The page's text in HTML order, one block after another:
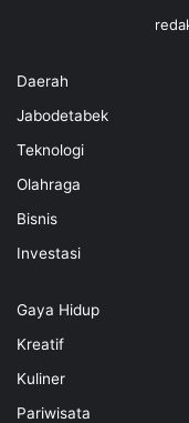
Daerah
Jabodetabek
Teknologi
Olahraga
Bisnis
Investasi
Gaya Hidup
Kreatif
Kuliner
Pariwisata